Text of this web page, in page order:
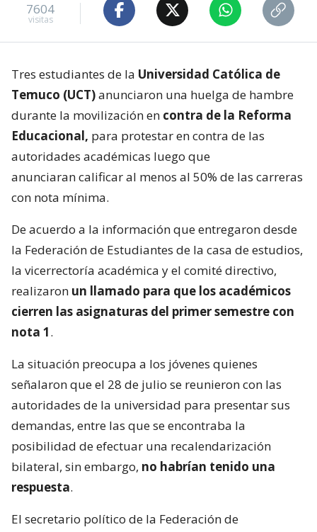
7604
visitas
Tres estudiantes de la Universidad Católica de
Temuco (UCT)anunciaron una huelga de hambre
durante la movilización en contra de la Reforma
Educacional, para protestar en contra de las
autoridades académicas luego que
anunciaran calificar al menos al 50% de las carreras
con nota mínima.
De acuerdo a la información que entregaron desde
la Federación de Estudiantes de la casa de estudios,
la vicerrectoría académica y el comité directivo,
realizaron un llamado para que los académicos
cierren las asignaturas del primer semestre con
nota 1.
La situación preocupa a los jóvenes quienes
señalaron que el 28 de julio se reunieron con las
autoridades de la universidad para presentar sus
demandas, entre las que se encontraba la
posibilidad de efectuar una recalendarización
bilateral, sin embargo, no habrían tenido una
respuesta.
El secretario político de la Federación de